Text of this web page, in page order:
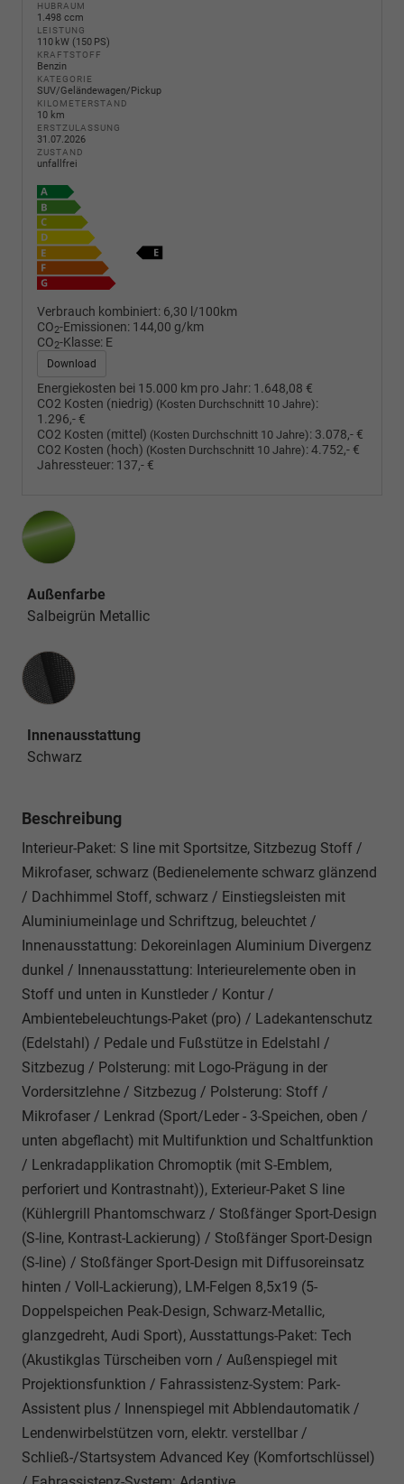
HUBRAUM
1.498 ccm
LEISTUNG
110 kW (150 PS)
KRAFTSTOFF
Benzin
KATEGORIE
SUV/Geländewagen/Pickup
KILOMETERSTAND
10 km
ERSTZULASSUNG
31.07.2026
ZUSTAND
unfallfrei
Verbrauch kombiniert: 6,30 l/100km
CO2-Emissionen: 144,00 g/km
CO2-Klasse: E
Download
Energiekosten bei 15.000 km pro Jahr: 1.648,08 €
CO2 Kosten (niedrig) (Kosten Durchschnitt 10 Jahre):
1.296,- €
CO2 Kosten (mittel) (Kosten Durchschnitt 10 Jahre): 3.078,- €
CO2 Kosten (hoch) (Kosten Durchschnitt 10 Jahre):4.752,- €
Jahressteuer: 137,- €
Außenfarbe
Salbeigrün Metallic
Innenausstattung
Innenausstattung
Schwarz
Beschreibung
Interieur-Paket: S line mit Sportsitze, Sitzbezug Stoff /
Mikrofaser, schwarz (Bedienelemente schwarz glänzend
/ Dachhimmel Stoff, schwarz / Einstiegsleisten mit
Aluminiumeinlage und Schriftzug, beleuchtet /
Innenausstattung: Dekoreinlagen Aluminium Divergenz
dunkel / Innenausstattung: Interieurelemente oben in
Stoff und unten in Kunstleder / Kontur /
Ambientebeleuchtungs-Paket (pro) / Ladekantenschutz
(Edelstahl) / Pedale und Fußstütze in Edelstahl /
Sitzbezug / Polsterung: mit Logo-Prägung in der
Vordersitzlehne / Sitzbezug / Polsterung: Stoff /
Mikrofaser / Lenkrad (Sport/Leder - 3-Speichen, oben /
unten abgeflacht) mit Multifunktion und Schaltfunktion
/ Lenkradapplikation Chromoptik (mit S-Emblem,
perforiert und Kontrastnaht)), Exterieur-Paket S line
(Kühlergrill Phantomschwarz / Stoßfänger Sport-Design
(S-line, Kontrast-Lackierung) / Stoßfänger Sport-Design
(S-line) / Stoßfänger Sport-Design mit Diffusoreinsatz
hinten / Voll-Lackierung), LM-Felgen 8,5x19 (5-
Doppelspeichen Peak-Design, Schwarz-Metallic,
glanzgedreht, Audi Sport), Ausstattungs-Paket: Tech
(Akustikglas Türscheiben vorn / Außenspiegel mit
Projektionsfunktion / Fahrassistenz-System: Park-
Assistent plus / Innenspiegel mit Abblendautomatik /
Lendenwirbelstützen vorn, elektr. verstellbar /
Schließ-/Startsystem Advanced Key (Komfortschlüssel)